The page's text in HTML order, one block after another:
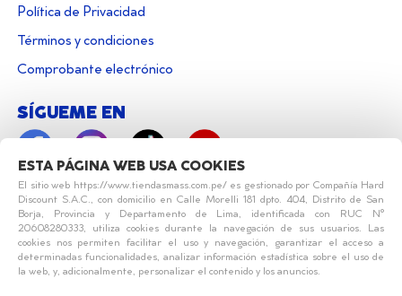
ESTA PÁGINA WEB USA COOKIES
El sitio web https://www.tiendasmass.com.pe/ es gestionado por Compañía Hard
Discount S.A.C., con domicilio en Calle Morelli 181 dpto. 404, Distrito de San
Borja, Provincia y Departamento de Lima, identificada con RUC N°
20608280333, utiliza cookies durante la navegación de sus usuarios. Las
cookies nos permiten facilitar el uso y navegación, garantizar el acceso a
determinadas funcionalidades, analizar información estadística sobre el uso de
la web, y, adicionalmente, personalizar el contenido y los anuncios.
Política de Privacidad
Términos y condiciones
Comprobante electrónico
SÍGUEME EN